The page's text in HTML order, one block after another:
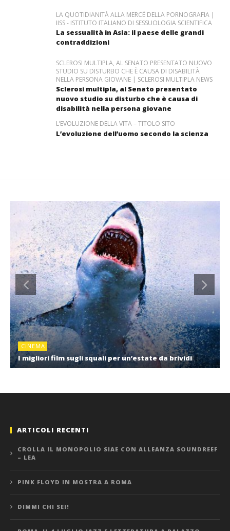
LA QUOTIDIANITÀ ALLA MERCÉ DELLA PORNOGRAFIA |
IISS - ISTITUTO ITALIANO DI SESSUOLOGIA SCIENTIFICA
La sessualità in Asia: il paese delle grandi
contraddizioni
SCLEROSI MULTIPLA, AL SENATO PRESENTATO NUOVO
STUDIO SU DISTURBO CHE È CAUSA DI DISABILITÀ
NELLA PERSONA GIOVANE | SCLEROSI MULTIPLA NEWS
Sclerosi multipla, al Senato presentato
nuovo studio su disturbo che è causa di
disabilità nella persona giovane
L’EVOLUZIONE DELLA VITA – TITOLO SITO
L’evoluzione dell’uomo secondo la scienza
CINEMA
I migliori film sugli squali per un’estate da brividi
ARTICOLI RECENTI
CROLLA IL MONOPOLIO SIAE CON ALLEANZA SOUNDREEF
– LEA
PINK FLOYD IN MOSTRA A ROMA
DIMMI CHI SEI!